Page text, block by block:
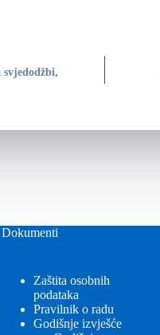
svjedodžbi,
Dokumenti
Zaštita osobnih
podataka
Pravilnik o radu
Godišnje izvješće